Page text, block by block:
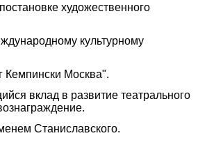
художественного
культурному
Кемпински Москва".
вклад в развитие театрального
Станиславского.